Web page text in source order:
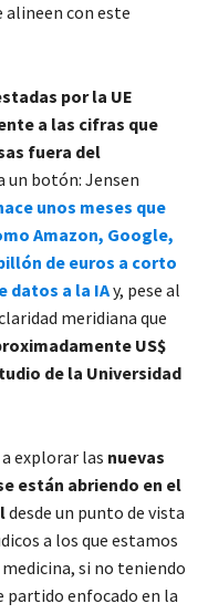
alineen con este
por la UE
a las cifras que
fuera del
un botón: Jensen
unos meses que
Amazon, Google,
de euros a corto
datos a la IAy, pese al
meridiana que
US$
de la Universidad
explorar las nuevas
están abriendo en el
desde un punto de vista
a los que estamos
si no teniendo
partido enfocado en la